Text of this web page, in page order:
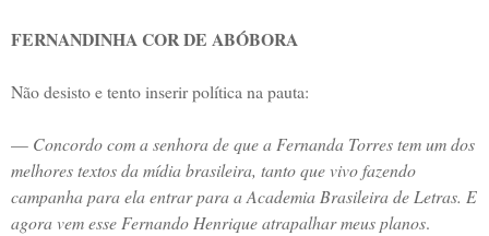
FERNANDINHA COR DE ABÓBORA
Não desisto e tento inserir política na pauta:
— Concordo com a senhora de que a Fernanda Torres tem um dos
melhores textos da mídia brasileira, tanto que vivo fazendo
campanha para ela entrar para a Academia Brasileira de Letras. E
agora vem esse Fernando Henrique atrapalhar meus planos.